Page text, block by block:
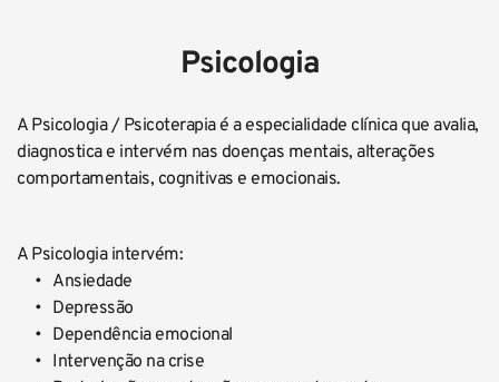
Psicologia
A Psicologia / Psicoterapia é a especialidade clínica que avalia,
diagnostica e intervém nas doenças mentais, alterações
comportamentais, cognitivas e emocionais.
A Psicologia intervém:
Ansiedade
Depressão
Dependência emocional
Intervenção na crise